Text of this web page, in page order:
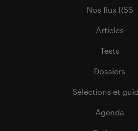
Nos flux RSS
Articles
Tests
Dossiers
Sélections et
Agenda